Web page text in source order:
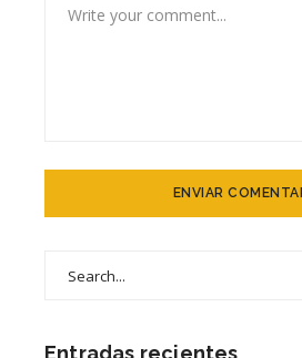
Entradas recientes